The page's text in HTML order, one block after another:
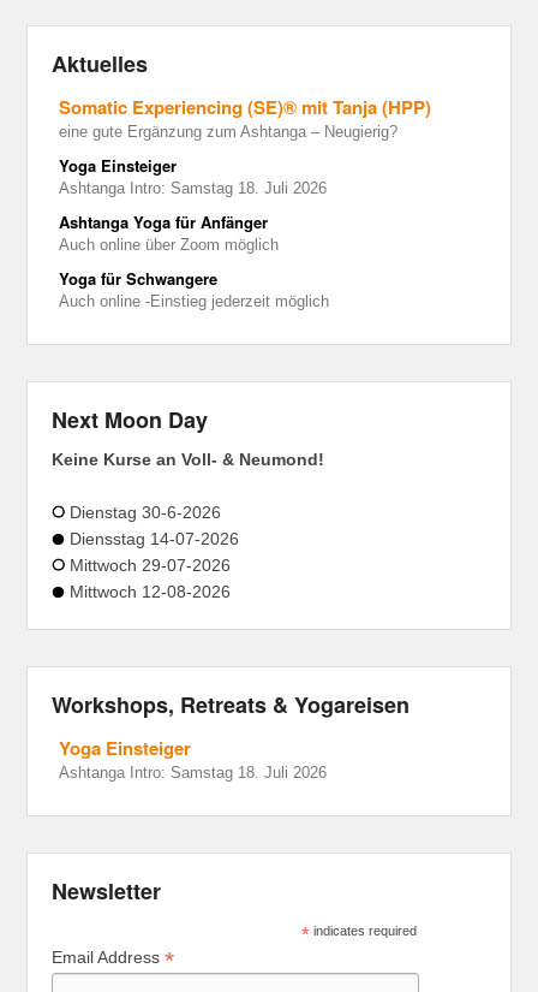
Aktuelles
Somatic Experiencing (SE)® mit Tanja (HPP)
eine gute Ergänzung zum Ashtanga – Neugierig?
Yoga Einsteiger
Ashtanga Intro: Samstag 18. Juli 2026
Ashtanga Yoga für Anfänger
Auch online über Zoom möglich
Yoga für Schwangere
Auch online -Einstieg jederzeit möglich
Next Moon Day
Keine Kurse an Voll- & Neumond!
Dienstag 30-6-2026
Diensstag 14-07-2026
Mittwoch 29-07-2026
Mittwoch 12-08-2026
Workshops, Retreats & Yogareisen
Yoga Einsteiger
Ashtanga Intro: Samstag 18. Juli 2026
Newsletter
*indicates required
Email Address*